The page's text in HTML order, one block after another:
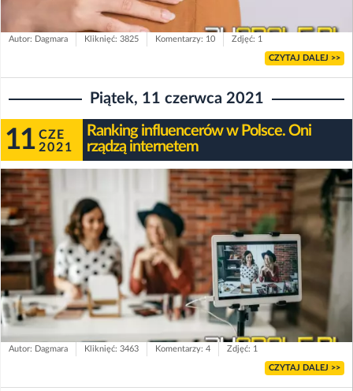
Autor: Dagmara Kliknięć: 3825 Komentarzy: 10 Zdjęć: 1
CZYTAJ DALEJ >>
Piątek, 11 czerwca 2021
11 CZE
2021
Ranking influencerów w Polsce. Oni
rządzą internetem
Autor: Dagmara Kliknięć: 3463 Komentarzy: 4 Zdjęć: 1
CZYTAJ DALEJ >>